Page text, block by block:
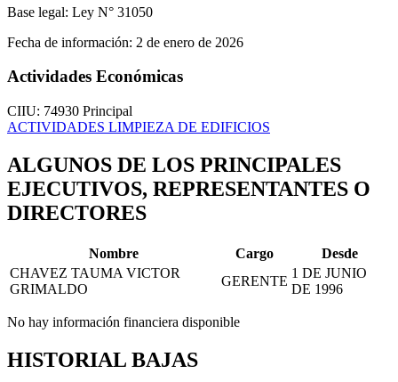
Base legal: Ley N° 31050
Fecha de información: 2 de enero de 2026
Actividades Económicas
CIIU: 74930 Principal
ACTIVIDADES LIMPIEZA DE EDIFICIOS
ALGUNOS DE LOS PRINCIPALES
EJECUTIVOS, REPRESENTANTES O
DIRECTORES
Nombre Cargo
Desde
CHAVEZ TAUMA VICTOR
GRIMALDO
GERENTE
1 DE JUNIO
DE 1996
No hay información financiera disponible
HISTORIAL BAJAS